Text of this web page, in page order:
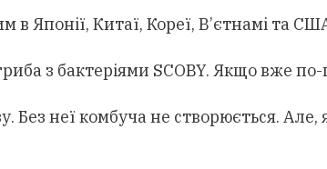
Китаї, Кореї, В’єтнамі та
з бактеріями SCOBY. Якщо вже
неї комбуча не створюється.